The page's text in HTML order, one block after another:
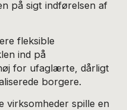
på sigt indførelsen af
fleksible
ind på
for ufaglærte, dårligt
borgere.
virksomheder spille en